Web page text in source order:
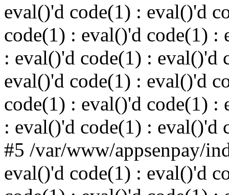
eval()'d code(1) : eval()'d
code(1) : eval()'d code(1) :
: eval()'d code(1) : eval()'d
eval()'d code(1) : eval()'d
code(1) : eval()'d code(1) :
: eval()'d code(1) : eval()'d
#5 /var/www/appsenpay/
eval()'d code(1) : eval()'d